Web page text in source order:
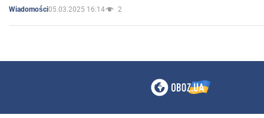
Wiadomości05.03.2025 16:14 2